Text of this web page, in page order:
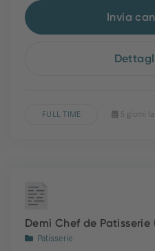
Invia
FULL TIME 5 giorni fa
Demi Chef de
Patisserie